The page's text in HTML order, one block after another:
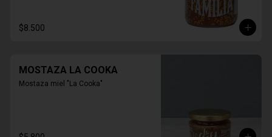
$8.500
MOSTAZA LA COOKA
Mostaza miel "La Cooka"